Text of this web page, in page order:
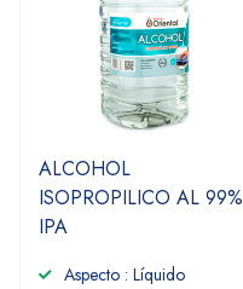
ALCOHOL
ISOPROPILICO AL 99%
IPA
Aspecto : Líquido